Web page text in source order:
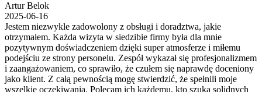
Artur Belok
2025-06-16
Jestem niezwykle zadowolony z obsługi i doradztwa, jakie
otrzymałem. Każda wizyta w siedzibie firmy była dla mnie
pozytywnym doświadczeniem dzięki super atmosferze i miłemu
podejściu ze strony personelu. Zespół wykazał się profesjonalizmem
i zaangażowaniem, co sprawiło, że czułem się naprawdę doceniony
jako klient. Z całą pewnością mogę stwierdzić, że spełnili moje
wszelkie oczekiwania. Polecam ich każdemu, kto szuka solidnych